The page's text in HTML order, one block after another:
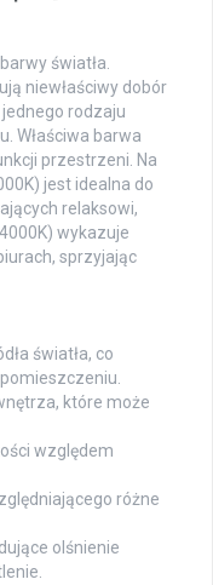
światła.
niewłaściwy dobór
rodzaju
Właściwa barwa
przestrzeni. Na
jest idealna do
relaksowi,
wykazuje
sprzyjając
światła, co
które może
względem
różne
olśnienie